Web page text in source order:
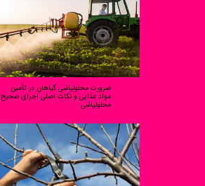
ضرورت محلولپاشی گیاهان در تأمین
مواد غذایی و نکات اصلی اجرای صحیح
محلولپاشی